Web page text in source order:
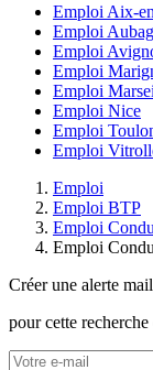
Emploi Aix-
Emploi
Emploi
Emploi
Emploi
Emploi Nice
Emploi
Emploi
Emploi
Emploi BTP
Emploi
Emploi
Créer une alerte mail
pour cette